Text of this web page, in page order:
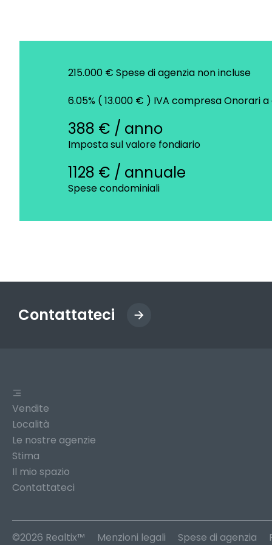
215.000 € Spese di agenzia non incluse
6.05% ( 13.000 € ) IVA compresa Onorari
388 € / anno
Imposta sul valore fondiario
1128 € / annuale
Spese condominiali
Contattateci
Vendite
Località
Le nostre agenzie
Stima
Il mio spazio
Contattateci
©2026 Realtix™ Menzioni legali Spese di agenzia